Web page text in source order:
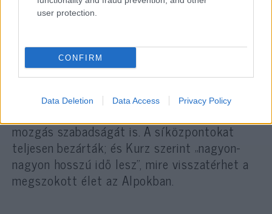
user protection.
CONFIRM
Data Deletion Data Access Privacy Policy
fertőzését.
Sebastian Kurz vezetésével Ausztriában mára
az egyik legszigorúbb megelőzési politikát
vezették be Európában. A kancellár
döntésével a kormány szabályozta a
mozgás szabadságát is. A síközpontokat
teljesen bezárták; és Kurz szerint „nagyon-
nagyon hosszú idő lesz”, mire visszatérhet a
megszokott élet az Alpokban.